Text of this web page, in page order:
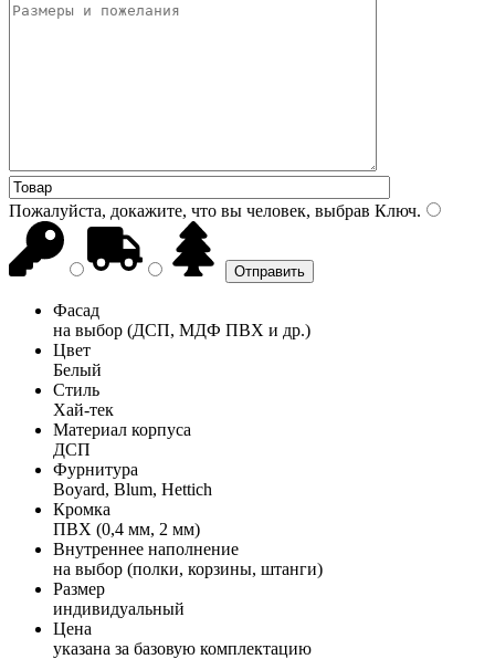
Пожалуйста, докажите, что вы человек, выбрав Ключ.
Фасад
на выбор (ДСП, МДФ ПВХ и др.)
Цвет
Белый
Стиль
Хай-тек
Материал корпуса
ДСП
Фурнитура
Boyard, Blum, Hettich
Кромка
ПВХ (0,4 мм, 2 мм)
Внутреннее наполнение
на выбор (полки, корзины, штанги)
Размер
индивидуальный
Цена
указана за базовую комплектацию